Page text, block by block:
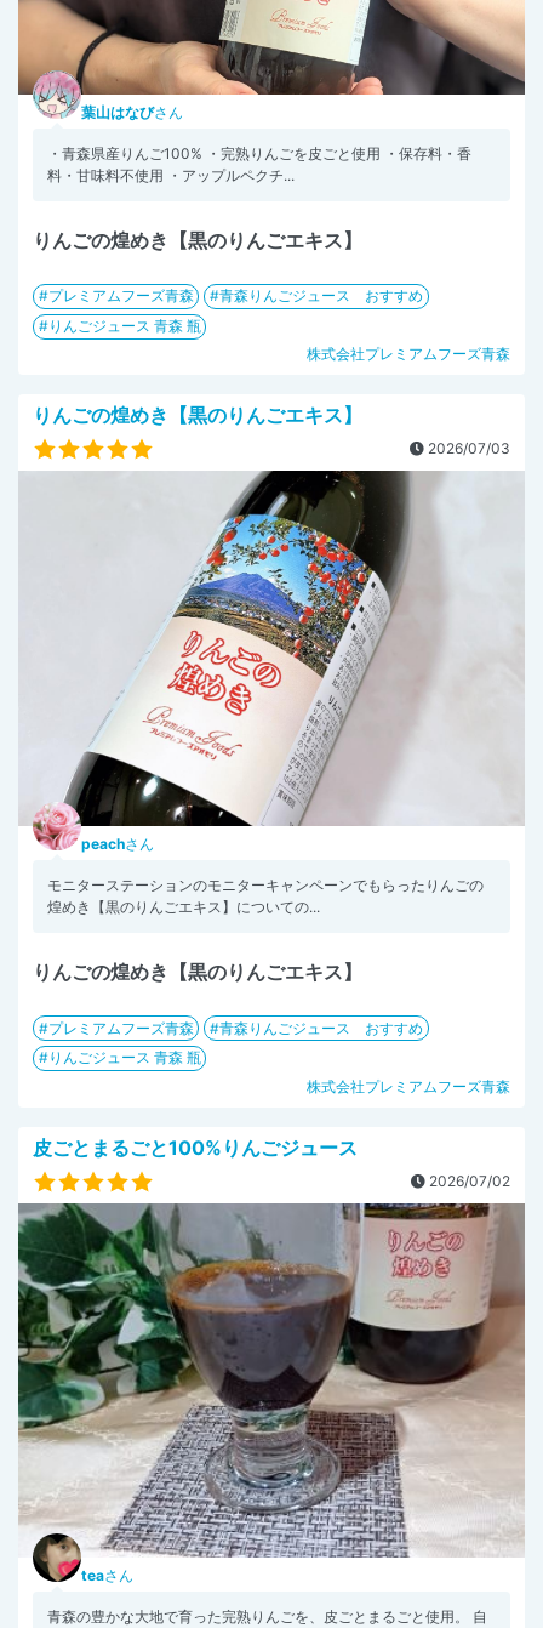
葉山はなびさん
・青森県産りんご100% ・完熟りんごを皮ごと使用 ・保存料・香
料・甘味料不使用 ・アップルペクチ...
りんごの煌めき【黒のりんごエキス】
プレミアムフーズ青森
青森りんごジュース おすすめ
りんごジュース 青森 瓶
株式会社プレミアムフーズ青森
りんごの煌めき【黒のりんごエキス】
2026/07/03
peachさん
モニターステーションのモニターキャンペーンでもらったりんごの
煌めき【黒のりんごエキス】についての...
りんごの煌めき【黒のりんごエキス】
プレミアムフーズ青森
青森りんごジュース おすすめ
りんごジュース 青森 瓶
株式会社プレミアムフーズ青森
皮ごとまるごと100%りんごジュース
2026/07/02
teaさん
青森の豊かな大地で育った完熟りんごを、皮ごとまるごと使用。 自